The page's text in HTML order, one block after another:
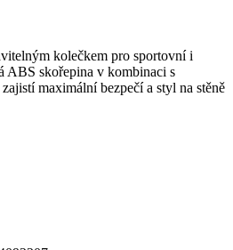
kolečkem pro sportovní i
ABS skořepina v kombinaci s
maximální bezpečí a styl na stěně